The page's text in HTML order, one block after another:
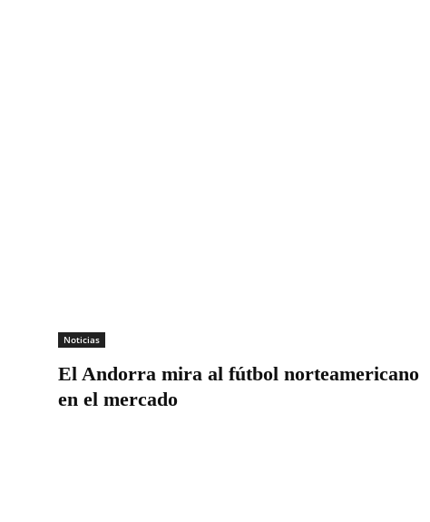
Noticias
El Andorra mira al fútbol norteamericano
en el mercado